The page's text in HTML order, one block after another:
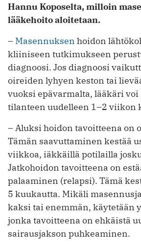
Hannu Koposelta, milloin
lääkehoito aloitetaan.
– Masennuksen hoidon
kliiniseen tutkimukseen
diagnoosi. Jos diagnoosi
oireiden lyhyen keston tai
vuoksi epävarmalta, lääkäri
tilanteen uudelleen 1–2 viikon
– Aluksi hoidon tavoitteena on
Tämän saavuttaminen kestää
viikkoa, iäkkäillä potilailla
Jatkohoidon tavoitteena on
palaaminen (relapsi). Tämä
5 kuukautta. Mikäli
kaksi tai enemmän, käytetään
jonka tavoitteena on ehkäistä
sairausjakson puhkeaminen.